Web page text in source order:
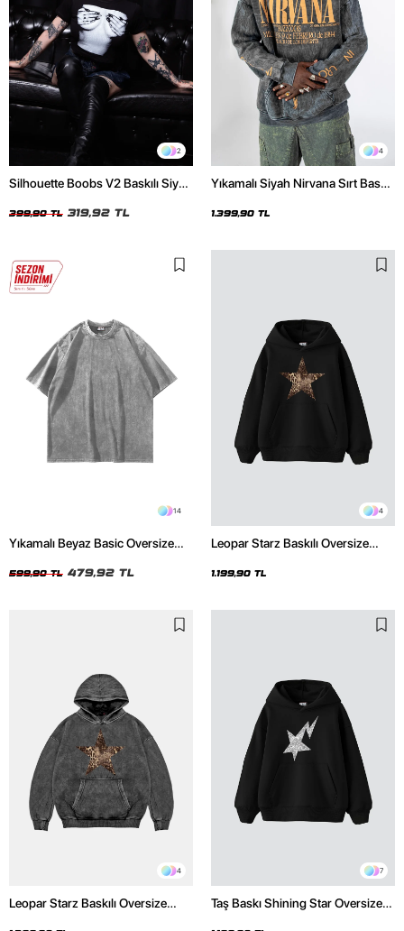
2
Silhouette Boobs V2 Baskılı Siyah
399,90 TL 319,92 TL
4
Yıkamalı Siyah Nirvana Sırt Baskılı
1.399,90 TL
14
Yıkamalı Beyaz Basic Oversize
599,90 TL 479,92 TL
4
Leopar Starz Baskılı Oversize
1.199,90 TL
4
Leopar Starz Baskılı Oversize
7
Taş Baskı Shining Star Oversize